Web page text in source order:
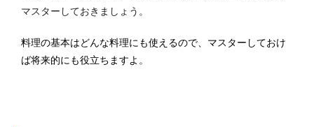
マスターしておきましょう。
料理の基本はどんな料理にも使えるので、マスターしておけ
ば将来的にも役立ちますよ 。